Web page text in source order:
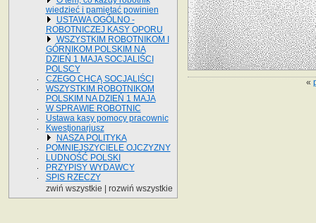
«
wiedzieć i pamiętać powinien
USTAWA OGÓLNO -
ROBOTNICZEJ KASY OPORU
WSZYSTKIM ROBOTNIKOM I
GÓRNIKOM POLSKIM NA
DZIEŃ 1 MAJA SOCJALIŚCI
POLSCY
CZEGO CHCĄ SOCJALIŚCI
WSZYSTKIM ROBOTNIKOM
POLSKIM NA DZIEŃ 1 MAJA
W SPRAWIE ROBOTNIC
Ustawa kasy pomocy pracownic
Kwestjonarjusz
NASZA POLITYKA
POMNIEJSZYCIELE OJCZYZNY
LUDNOŚĆ POLSKI
PRZYPISY WYDAWCY
SPIS RZECZY
zwiń wszystkie | rozwiń wszystkie